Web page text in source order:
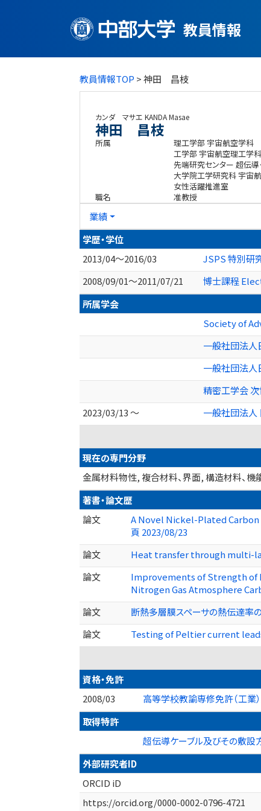
教員情報
教員情報TOP > 神田 昌枝
カンダ マサエ KANDA Masae
神田 昌枝
所属
理工学部 宇宙航空学科
工学部 宇宙航空理工学科
先端研究センター 超伝導
大学院工学研究科 宇宙
女性活躍推進室
職名
准教授
業績
学歴・学位
2013/04～2016/03
JSPS 特別研
2008/09/01～2011/07/21
博士課程
所属学会
Society of
一般社団法人
一般社団法
精密工学会 次
2023/03/13 ～
一般社団法人
現在の専門分野
金属材料物性, 複合材料、界面, 構造材料、機
著書・論文歴
論文
A Novel Nickel-Plated
頁 2023/08/23
論文
Heat transfer through multi-
論文
Improvements of Strength of
Nitrogen Gas Atmosphere
論文
断熱多層膜スペーサの熱伝達率
論文
Testing of Peltier current
資格・免許
2008/03
高等学校教諭専修免許（工業
取得特許
超伝導ケーブル及びその敷設
外部研究者ID
ORCID iD
https://orcid.org/0000-0002-0796-4721